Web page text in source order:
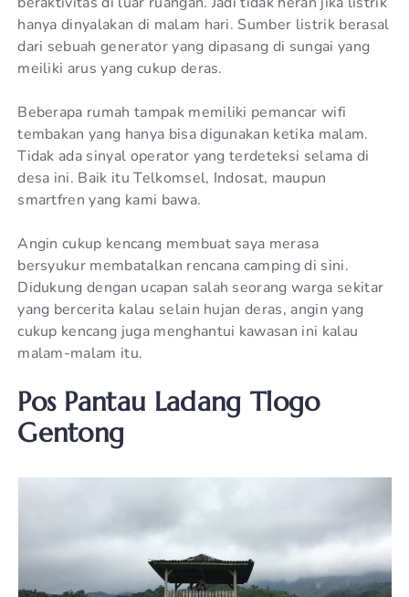
hanya dinyalakan di malam hari. Sumber listrik berasal
dari sebuah generator yang dipasang di sungai yang
meiliki arus yang cukup deras.
Beberapa rumah tampak memiliki pemancar wifi
tembakan yang hanya bisa digunakan ketika malam.
Tidak ada sinyal operator yang terdeteksi selama di
desa ini. Baik itu Telkomsel, Indosat, maupun
smartfren yang kami bawa.
Angin cukup kencang membuat saya merasa
bersyukur membatalkan rencana camping di sini.
Didukung dengan ucapan salah seorang warga sekitar
yang bercerita kalau selain hujan deras, angin yang
cukup kencang juga menghantui kawasan ini kalau
malam-malam itu.
Pos Pantau Ladang Tlogo
Gentong